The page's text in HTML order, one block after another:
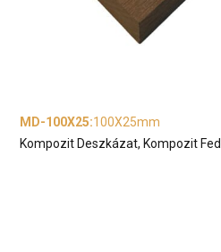
MD-100X25:100X25mm
Kompozit Deszkázat, Kompozit